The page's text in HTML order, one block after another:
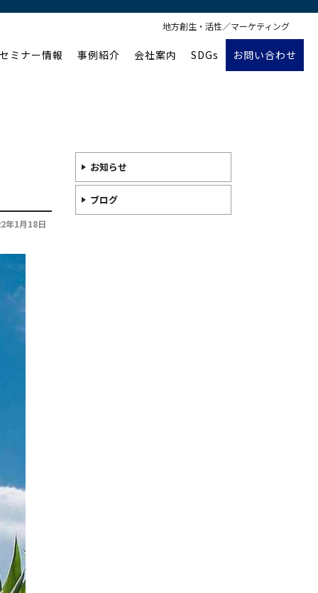
地方創生・活性／マーケティング
ミナー情報 事例紹介 会社案内 SDGs お問い合わせ
年1月18日
お知らせ
ブログ